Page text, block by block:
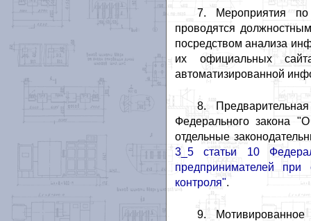
7. Мероприятия по
проводятся
посредством анализа
их официальных
автоматизированной
8.
Федерального закона
отдельные
3_5 статьи 10
предпринимателей при
контроля".
9.